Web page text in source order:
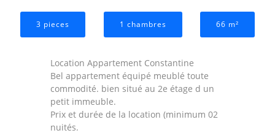
3 pieces 1 chambres 66 m²
Location Appartement Constantine
Bel appartement équipé meublé toute
commodité. bien situé au 2e étage d un
petit immeuble.
Prix et durée de la location (minimum 02
nuités.